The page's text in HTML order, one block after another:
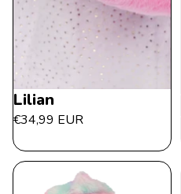
Lilian
€34,99 EUR